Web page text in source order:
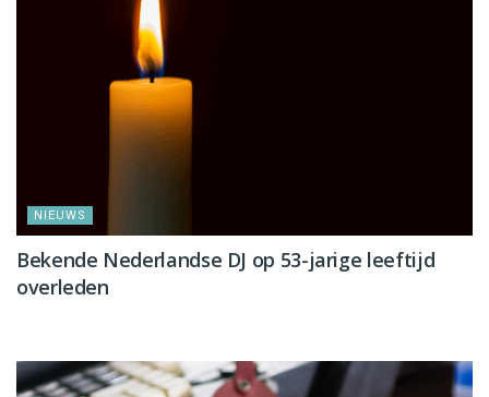
NIEUWS
Bekende Nederlandse DJ op 53-jarige leeftijd
overleden